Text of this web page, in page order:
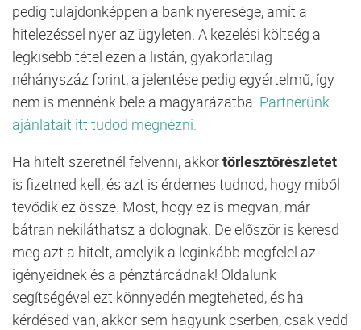
pedig tulajdonképpen a bank nyeresége, amit a
hitelezéssel nyer az ügyleten. A kezelési költség a
legkisebb tétel ezen a listán, gyakorlatilag
néhányszáz forint, a jelentése pedig egyértelmű, így
nem is mennénk bele a magyarázatba. Partnerünk
ajánlatait itt tudod megnézni.
Ha hitelt szeretnél felvenni, akkortörlesztőrészletet
is fizetned kell, és azt is érdemes tudnod, hogy miből
tevődik ez össze. Most, hogy ez is megvan, már
bátran nekiláthatsz a dolognak. De először is keresd
meg azt a hitelt, amelyik a leginkább megfelel az
igényeidnek és a pénztárcádnak! Oldalunk
segítségével ezt könnyedén megteheted, és ha
kérdésed van, akkor sem hagyunk cserben, csak vedd